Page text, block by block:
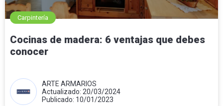
Carpintería
Cocinas de madera: 6 ventajas que debes
conocer
ARTE ARMARIOS
Actualizado: 20/03/2024
Publicado: 10/01/2023